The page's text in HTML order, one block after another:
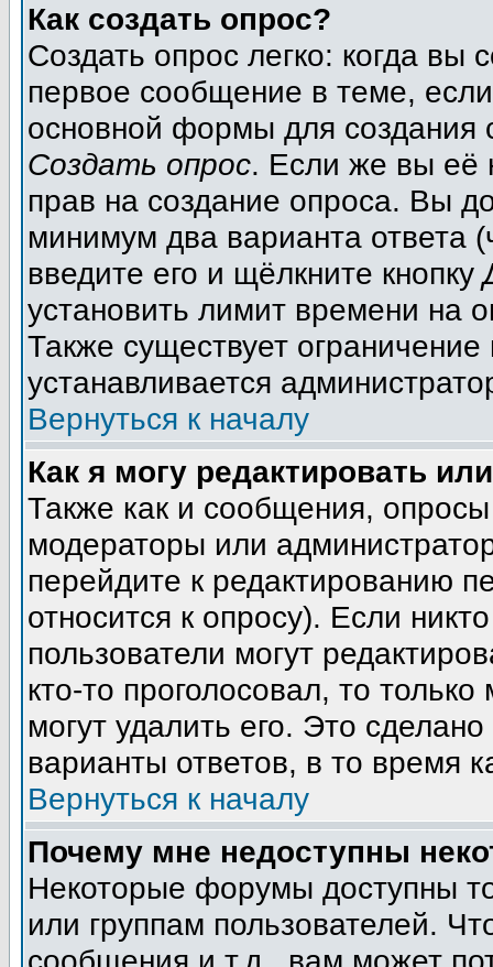
Как создать опрос?
Создать опрос легко: когда вы
первое сообщение в теме,
основной формы для
Создать опрос. Если же вы её
прав на создание опроса. Вы
минимум два варианта ответа
введите его и щёлкните кнопку
установить лимит времени на
Также существует
устанавливается
Вернуться к началу
Как я могу редактировать
Также как и сообщения, опросы
модераторы или
перейдите к редактированию
относится к опросу). Если
пользователи могут
кто-то проголосовал, то
могут удалить его. Это
варианты ответов, в то время
Вернуться к началу
Почему мне недоступны
Некоторые форумы доступны
или группам пользователей.